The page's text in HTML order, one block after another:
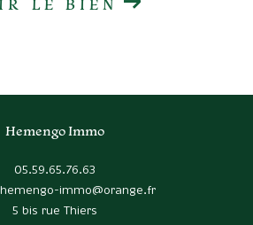
LE BIEN
Hemengo Immo
05.59.65.76.63
immo@orange.fr
5 bis rue Thiers